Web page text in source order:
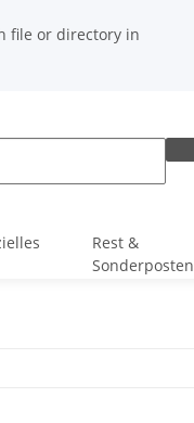
file or directory in
Rest &
Sonderposten